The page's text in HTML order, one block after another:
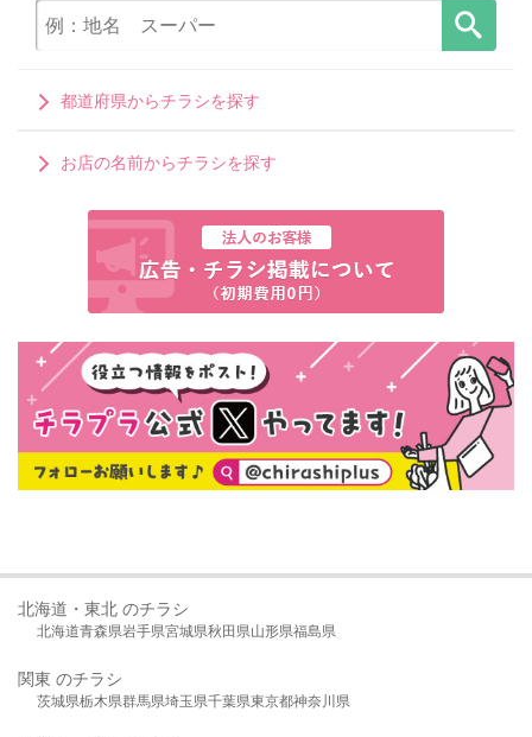
都道府県からチラシを探す
お店の名前からチラシを探す
北海道・東北 のチラシ
北海道青森県岩手県宮城県秋田県山形県福島県
関東 のチラシ
茨城県栃木県群馬県埼玉県千葉県東京都神奈川県